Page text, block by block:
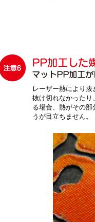
レーザー熱により
抜け切れなかった
る場合、熱がその
うが目立ちません。